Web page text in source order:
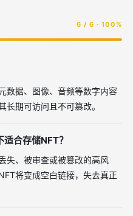
6 / 6 · 100%
数据、图像、音频等数字内容
长期可访问且不可篡改。
合存储NFT？
失、被审查或被篡改的高风
将变成空白链接，失去真正